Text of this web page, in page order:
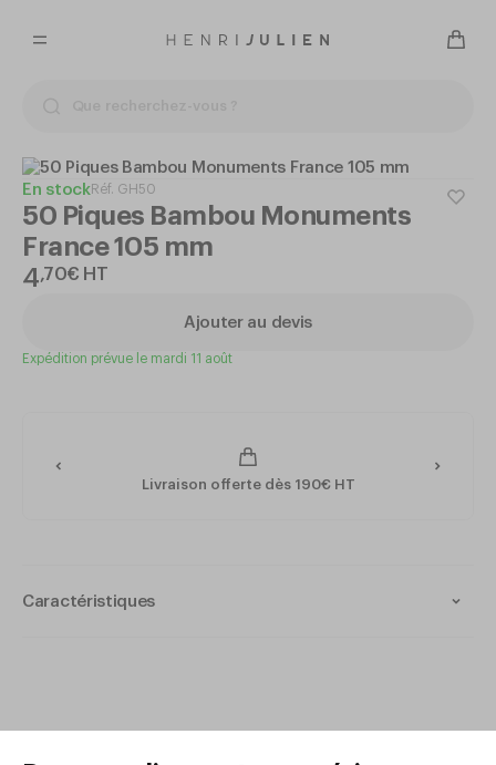
En stockRéf. GH50
50 Piques Bambou Monuments
France 105 mm
4,70€ HT
Ajouter au devis
Expédition prévue le mardi 11 août
Livraison offerte dès 190€ HT
Caractéristiques
Biodégradable